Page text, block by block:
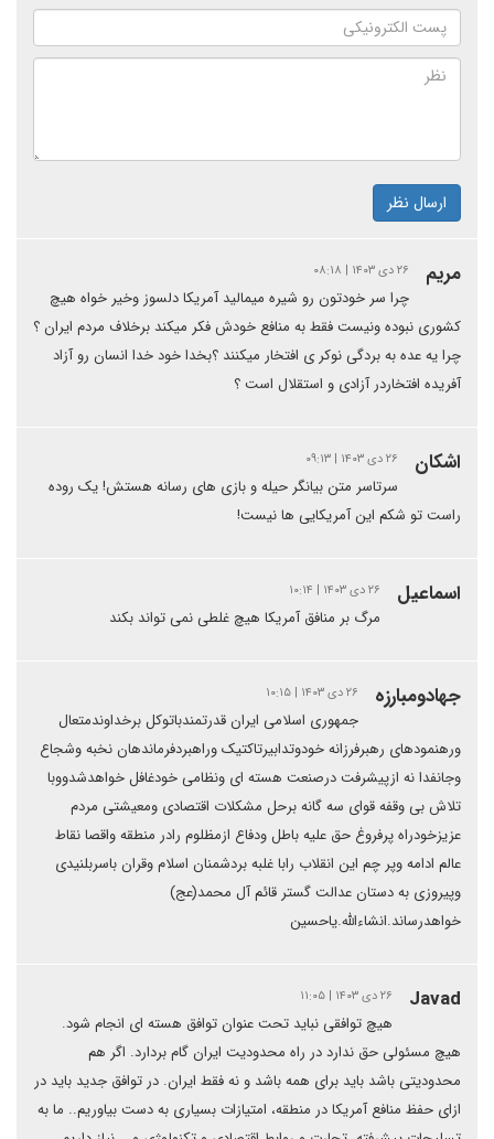
ارسال نظر
مریم ۲۶ دی ۱۴۰۳ | ۰۸:۱۸
چرا سر خودتون رو شیره میمالید آمریکا دلسوز وخیر خواه هیچ
کشوری نبوده ونیست فقط به منافع خودش فکر میکند برخلاف مردم ایران ؟
چرا یه عده به بردگی نوکر ی افتخار میکنند ؟بخدا خود خدا انسان رو آزاد
آفریده افتخاردر آزادی و استقلال است ؟
اشکان ۲۶ دی ۱۴۰۳ | ۰۹:۱۳
سرتاسر متن بیانگر حیله و بازی های رسانه هستش! یک روده
راست تو شکم این آمریکایی ها نیست!
اسماعیل ۲۶ دی ۱۴۰۳ | ۱۰:۱۴
مرگ بر منافق آمریکا هیچ غلطی نمی تواند بکند
جهادومبارزه ۲۶ دی ۱۴۰۳ | ۱۰:۱۵
جمهوری اسلامی ایران قدرتمندباتوکل برخداوندمتعال
ورهنمودهای رهبرفرزانه خودوتدابیرتاکتیک وراهبردفرماندهان نخبه وشجاع
وجانفدا نه ازپیشرفت درصنعت هسته ای ونظامی خودغافل خواهدشدووبا
تلاش بی وقفه قوای سه گانه برحل مشکلات اقتصادی ومعیشتی مردم
عزیزخودراه پرفروغ حق علیه باطل ودفاع ازمظلوم رادر منطقه واقصا نقاط
عالم ادامه وپر چم این انقلاب رابا غلبه بردشمنان اسلام وقران باسربلنیدی
وپیروزی به دستان عدالت گستر قائم آل محمد(عج)
خواهدرساند.انشاءالله.یاحسین
Javad ۲۶ دی ۱۴۰۳ | ۱۱:۰۵
هیچ توافقی نباید تحت عنوان توافق هسته ای انجام شود.
هیچ مسئولی حق ندارد در راه محدودیت ایران گام بردارد. اگر هم
محدودیتی باشد باید برای همه باشد و نه فقط ایران. در توافق جدید باید در
ازای حفظ منافع آمریکا در منطقه، امتیازات بسیاری به دست بیاوریم.. ما به